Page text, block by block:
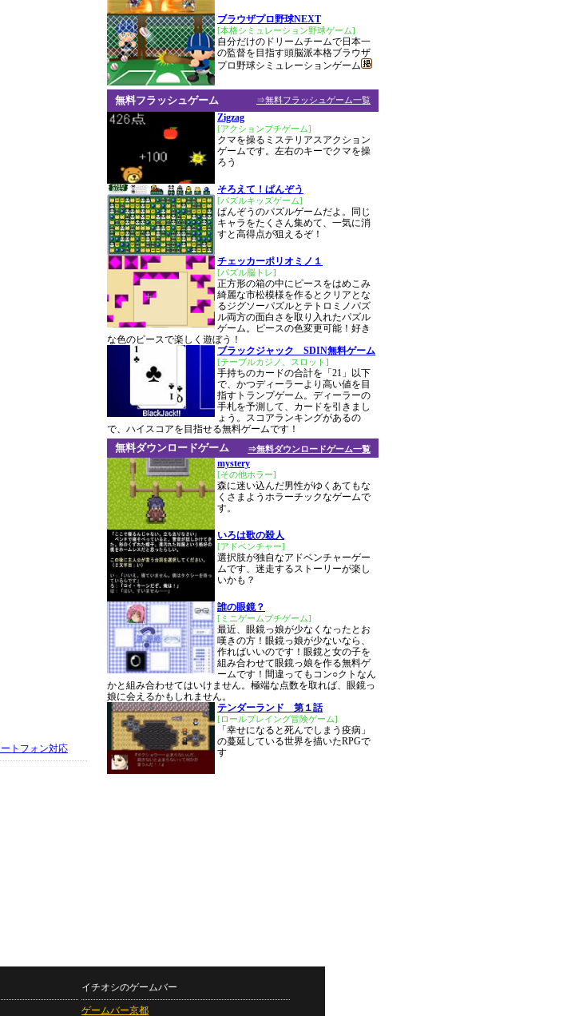
トフォン対応
ブラウザプロ野球NEXT
[本格シミュレーション野球ゲーム]
自分だけのドリームチームで日本一
の監督を目指す頭脳派本格ブラウザ
プロ野球シミュレーションゲーム
⇒無料フラッシュゲーム一覧
無料フラッシュゲーム
Zigzag
[アクションプチゲーム]
クマを操るミステリアスアクション
ゲームです。左右のキーでクマを操
ろう
そろえて！ぱんぞう
[パズルキッズゲーム]
ぱんぞうのパズルゲームだよ。同じ
キャラをたくさん集めて、一気に消
すと高得点が狙えるぞ！
チェッカーポリオミノ１
[パズル脳トレ]
正方形の箱の中にピースをはめこみ
綺麗な市松模様を作るとクリアとな
るジグソーパズルとテトロミノパズ
ル両方の面白さを取り入れたパズル
ゲーム。ピースの色変更可能！好き
な色のピースで楽しく遊ぼう！
ブラックジャック SDIN無料ゲーム
[テーブルカジノ、スロット]
手持ちのカードの合計を「21」以下
で、かつディーラーより高い値を目
指すトランプゲーム。ディーラーの
手札を予測して、カードを引きまし
ょう。スコアランキングがあるの
で、ハイスコアを目指せる無料ゲームです！
⇒無料ダウンロードゲーム一覧
無料ダウンロードゲーム
mystery
[その他ホラー]
森に迷い込んだ男性がゆくあてもな
くさまようホラーチックなゲームで
す。
いろは歌の殺人
[アドベンチャー]
選択肢が独自なアドベンチャーゲー
ムです、迷走するストーリーが楽し
いかも？
誰の眼鏡？
[ミニゲームプチゲーム]
最近、眼鏡っ娘が少なくなったとお
嘆きの方！眼鏡っ娘が少ないなら、
作ればいいのです！眼鏡と女の子を
組み合わせて眼鏡っ娘を作る無料ゲ
ームです！間違ってもコン○クトなん
かと組み合わせてはいけません。極端な点数を取れば、眼鏡っ
娘に会えるかもしれません。
テンダーランド 第１話
[ロールプレイング冒険ゲーム]
「幸せになると死んでしまう疫病」
の蔓延している世界を描いたRPGで
す
イチオシのゲームバー
ゲームバー京都